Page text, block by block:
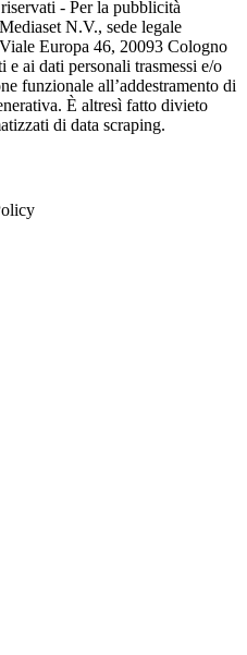
- Per la pubblicità
N.V., sede legale
Europa 46, 20093 Cologno
e ai dati personali trasmessi e/o
funzionale all’addestramento di
È altresì fatto divieto
di data scraping.